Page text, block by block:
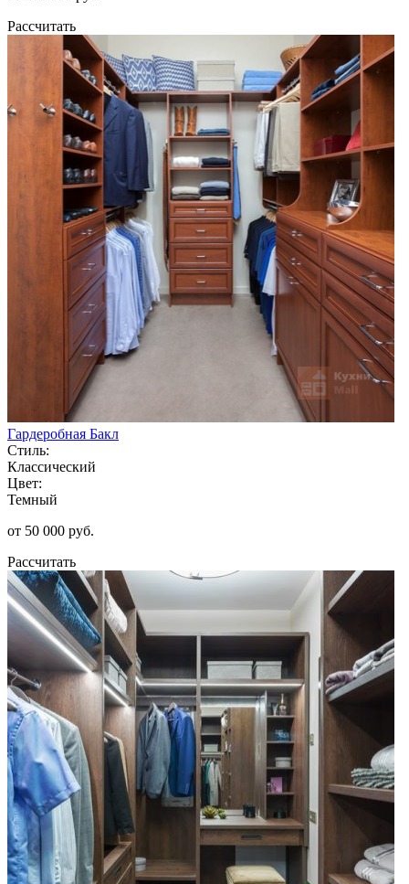
Рассчитать
Гардеробная Бакл
Стиль:
Классический
Цвет:
Темный
от 50 000 руб.
Рассчитать